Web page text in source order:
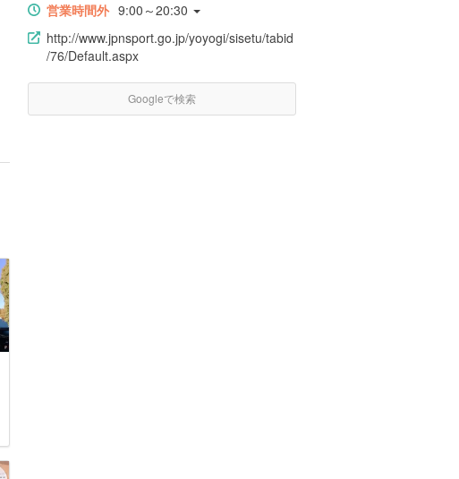
営業時間外 9:00～20:30
http://www.jpnsport.go.jp/yoyogi/sisetu/tabid
/76/Default.aspx
Googleで検索